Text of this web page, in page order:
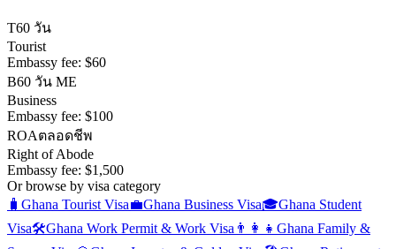
T60 วัน
Tourist
Embassy fee: $60
B60 วัน ME
Business
Embassy fee: $100
ROAตลอดชีพ
Right of Abode
Embassy fee: $1,500
Or browse by visa category
🧳 Ghana Tourist Visa💼Ghana Business Visa🎓Ghana Student
Visa🛠️Ghana Work Permit & Work Visa 👨‍👩‍👧 Ghana Family &